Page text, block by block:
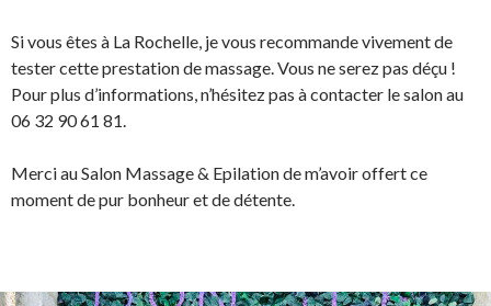
Si vous êtes à La Rochelle, je vous recommande vivement de
tester cette prestation de massage. Vous ne serez pas déçu !
Pour plus d’informations, n’hésitez pas à contacter le salon au
06 32 90 61 81.
Merci au Salon Massage & Epilation de m’avoir offert ce
moment de pur bonheur et de détente.